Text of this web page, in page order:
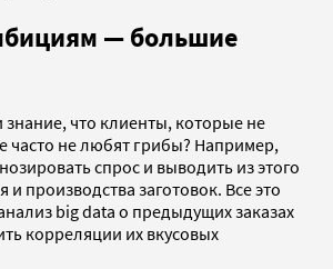
— большие
что клиенты, которые не
часто не любят грибы? Например,
спрос и выводить из этого
и производства заготовок. Все это
big data о предыдущих заказах
корреляции их вкусовых